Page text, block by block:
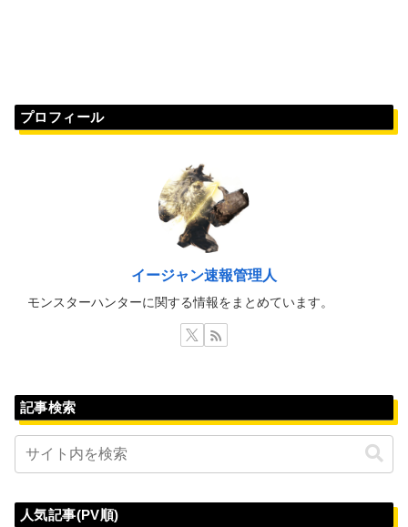
プロフィール
イージャン速報管理人
モンスターハンターに関する情報をまとめています。
記事検索
人気記事(PV順)